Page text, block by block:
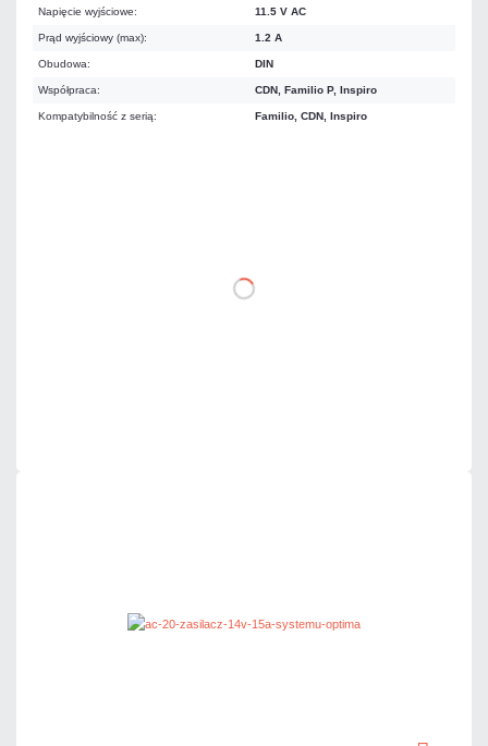
Napięcie wyjściowe: 11.5 V AC
Prąd wyjściowy (max): 1.2 A
Obudowa: DIN
Współpraca: CDN, Familio P, Inspiro
Kompatybilność z serią: Familio, CDN, Inspiro
DO KOSZYKA